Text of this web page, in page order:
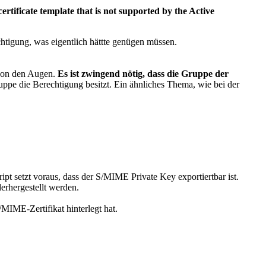
template that is not supported by the Active
was eigentlich hättte genügen müssen.
den Augen. Es ist zwingend nötig, dass die Gruppe der
die Berechtigung besitzt. Ein ähnliches Thema, wie bei der
setzt voraus, dass der S/MIME Private Key exportiertbar ist.
werden.
MIME-Zertifikat hinterlegt hat.